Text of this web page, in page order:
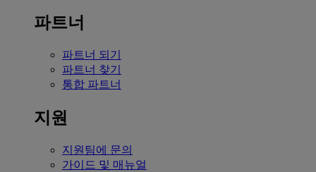
파트너
파트너 되기
파트너 찾기
통합 파트너
지원
지원팀에 문의
가이드 및 매뉴얼